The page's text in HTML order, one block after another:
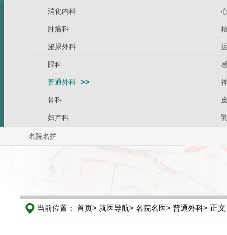
消化内科
肿瘤科
泌尿外科
眼科
普通外科
骨科
妇产科
名院名护
当前位置： 首页> 就医导航> 名院名医> 普通外科> 正文